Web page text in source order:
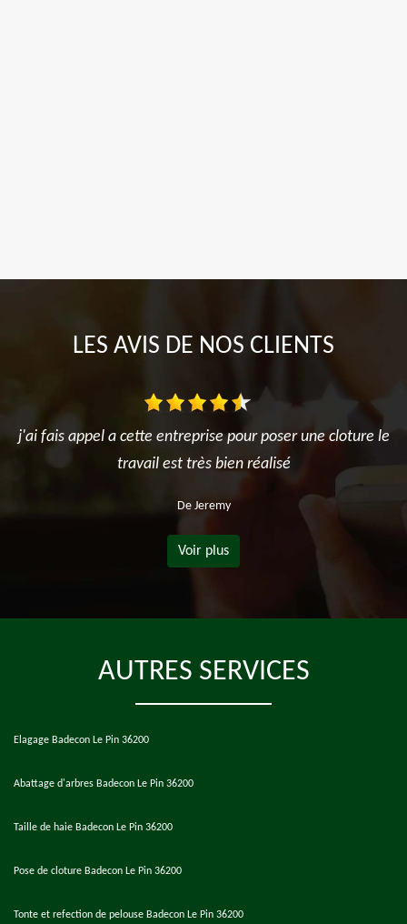
LES AVIS DE NOS CLIENTS
j'ai fais appel a cette entreprise pour poser une cloture le
travail est très bien réalisé
De Jeremy
Voir plus
AUTRES SERVICES
Elagage Badecon Le Pin 36200
Abattage d'arbres Badecon Le Pin 36200
Taille de haie Badecon Le Pin 36200
Pose de cloture Badecon Le Pin 36200
Tonte et refection de pelouse Badecon Le Pin 36200